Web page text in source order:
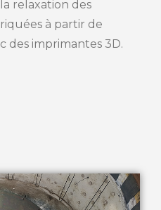
relaxation des
à partir de
des imprimantes 3D.